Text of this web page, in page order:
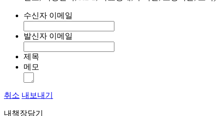
수신자 이메일
발신자 이메일
제목
메모
취소 내보내기
내책장담기